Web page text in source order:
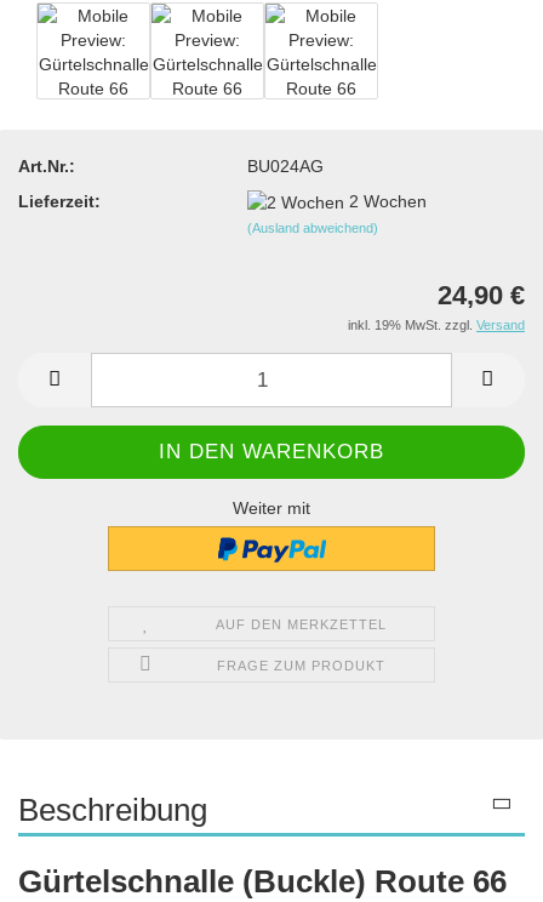
Art.Nr.:
BU024AG
Lieferzeit:
2 Wochen
(Ausland abweichend)
24,90 €
inkl. 19% MwSt. zzgl. Versand
Weiter mit
AUF DEN MERKZETTEL
FRAGE ZUM PRODUKT
Beschreibung
Gürtelschnalle (Buckle) Route 66